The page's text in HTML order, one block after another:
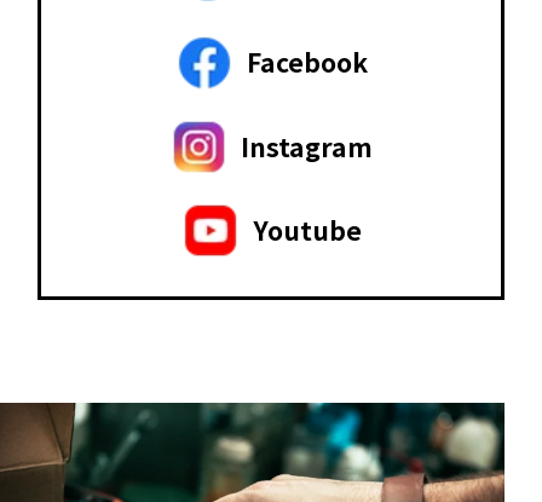
Facebook
Instagram
Youtube